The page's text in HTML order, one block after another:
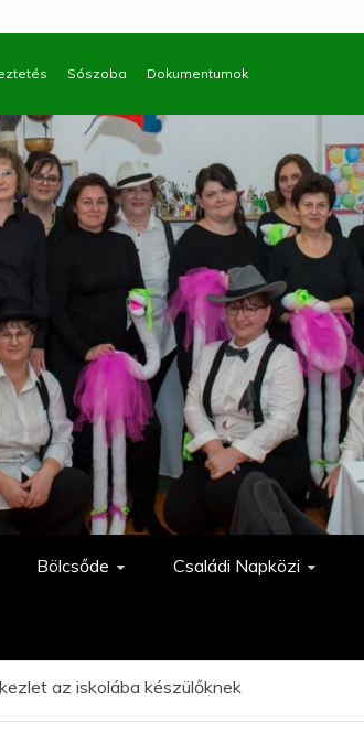
Sószoba
Dokumentumok
Bölcsőde Családi Napközi
az iskolába készülőknek